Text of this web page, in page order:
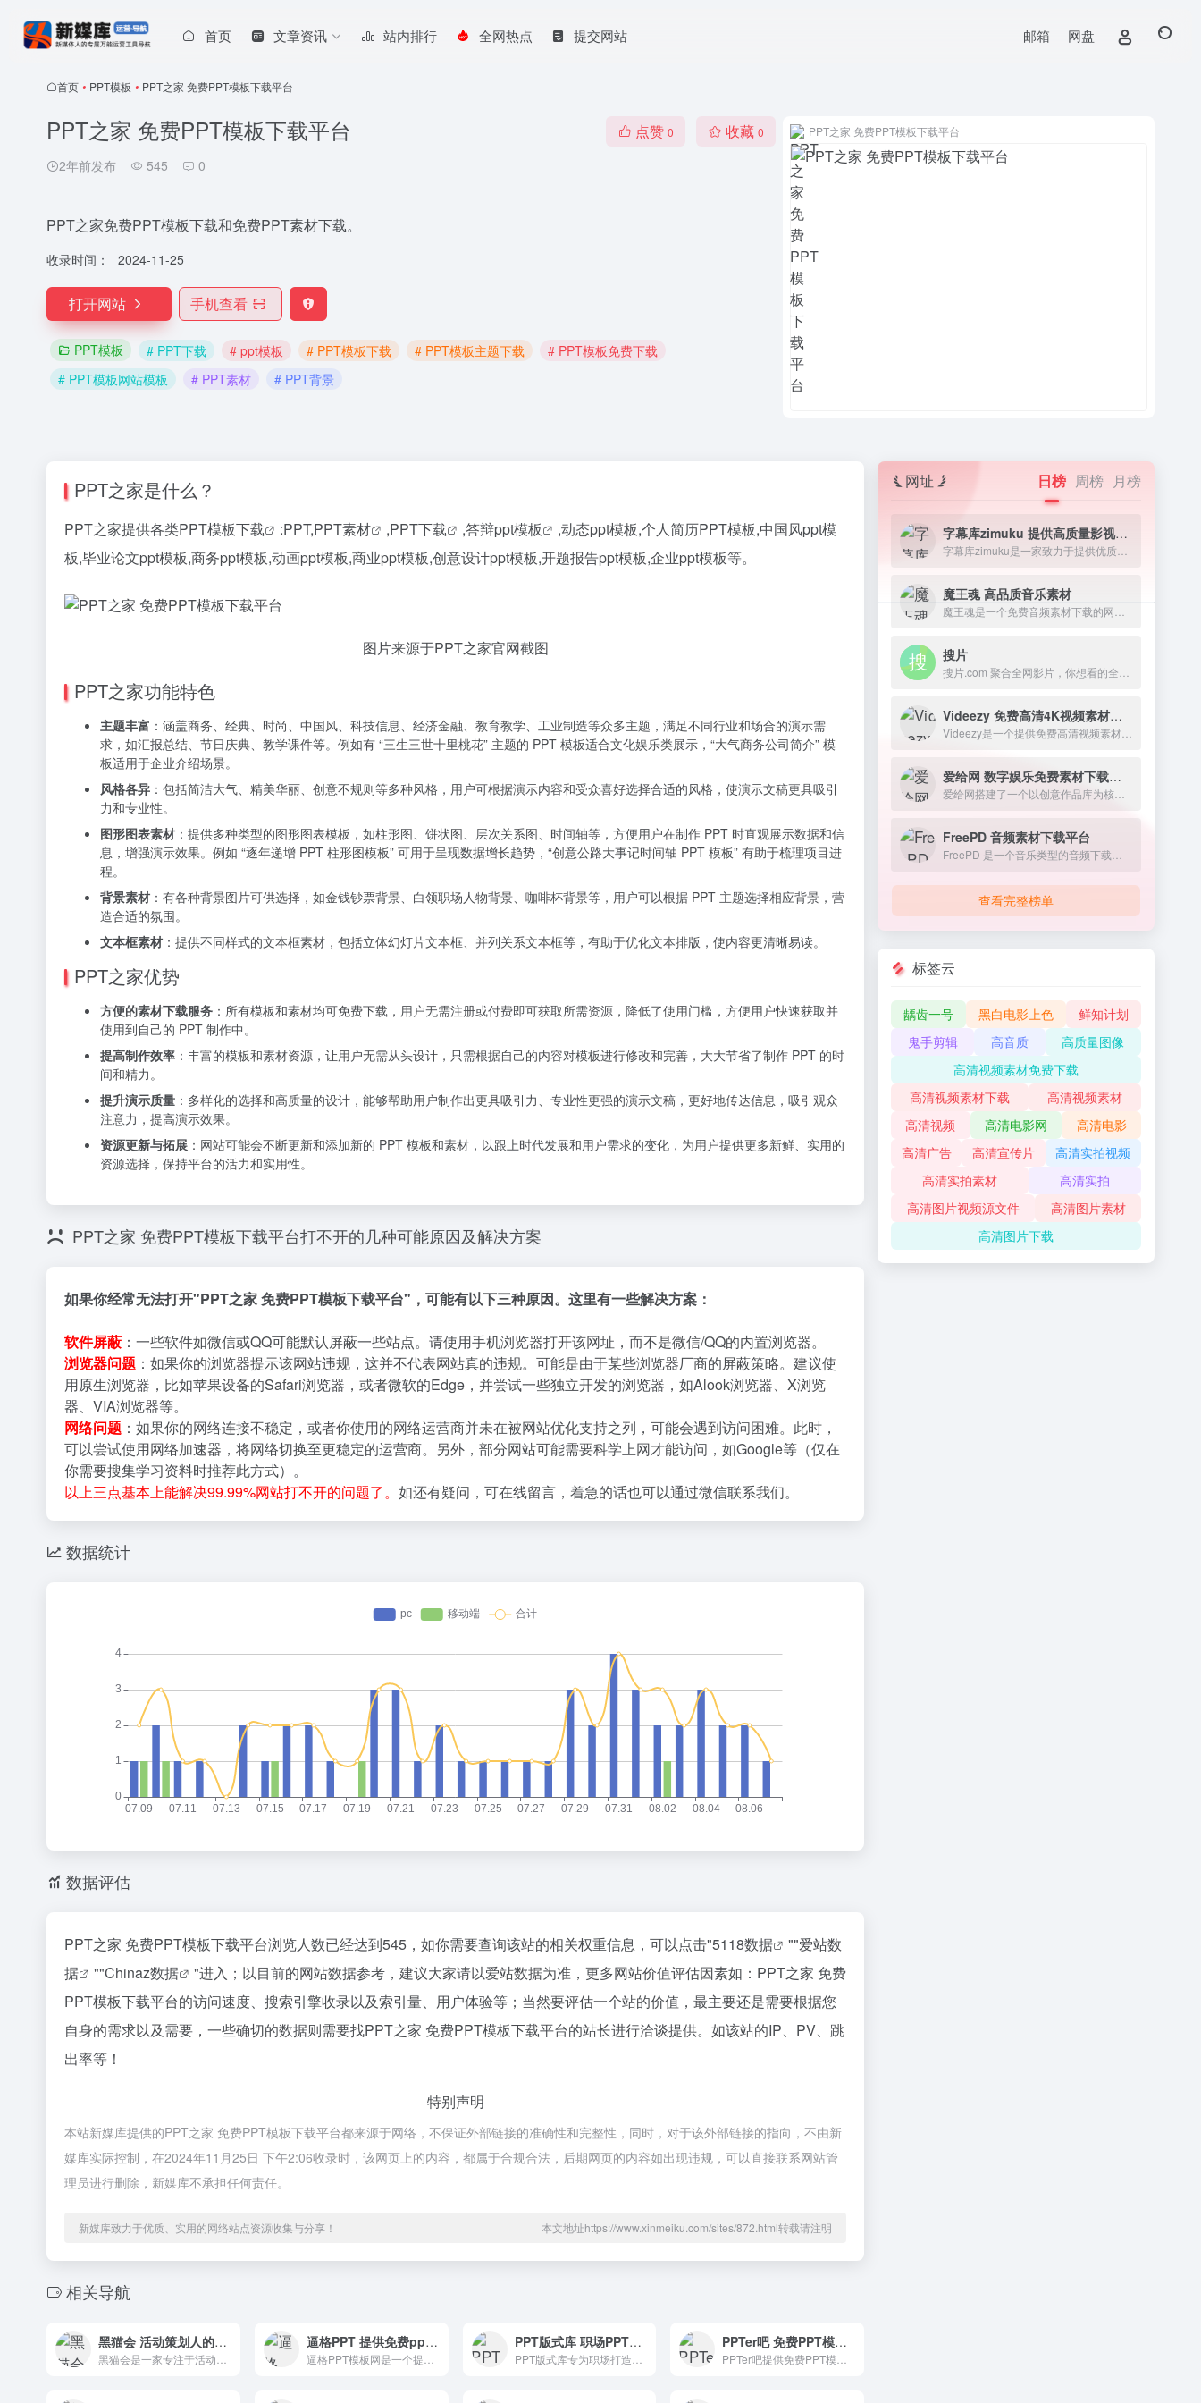
首页 文章资讯 站内排行 全网热点 提交网站 邮箱 网盘
首页 • PPT模板 • PPT之家 免费PPT模板下载平台
PPT之家 免费PPT模板下载平台
2年前发布 545 0
点赞 0 收藏 0
PPT之家免费PPT模板下载和免费PPT素材下载。
收录时间： 2024-11-25
打开网站 手机查看
PPT模板 # PPT下载 # ppt模板 # PPT模板下载 # PPT模板主题下载
# PPT模板免费下载
# PPT模板网站模板
# PPT素材 # PPT背景
PPT之家 免费PPT模板下载平台
PPT之家是什么？
PPT之家提供各类PPT模板下载 :PPT,PPT素材 ,PPT下载 ,答辩ppt模板
,动态ppt模板,个人简历PPT模板,中国风ppt模
板,毕业论文ppt模板,商务ppt模板,动画ppt模板,商业ppt模板,创意设计ppt模板,开题报告ppt模板,企业ppt模板等。
图片来源于PPT之家官网截图
PPT之家功能特色
主题丰富 ：涵盖商务、经典、时尚、中国风、科技信息、经济金融、教育教学、工业制造等众多主题，满足不同行业和场合的演示需
求，如汇报总结、节日庆典、教学课件等。例如有 “三生三世十里桃花” 主题的 PPT 模板适合文化娱乐类展示，“大气商务公司简介” 模
板适用于企业介绍场景。
风格各异 ：包括简洁大气、精美华丽、创意不规则等多种风格，用户可根据演示内容和受众喜好选择合适的风格，使演示文稿更具吸引
力和专业性。
图形图表素材 ：提供多种类型的图形图表模板，如柱形图、饼状图、层次关系图、时间轴等，方便用户在制作 PPT 时直观展示数据和信
息，增强演示效果。例如 “逐年递增 PPT 柱形图模板” 可用于呈现数据增长趋势，“创意公路大事记时间轴 PPT 模板” 有助于梳理项目进
程。
背景素材 ：有各种背景图片可供选择，如金钱钞票背景、白领职场人物背景、咖啡杯背景等，用户可以根据 PPT 主题选择相应背景，营
造合适的氛围。
文本框素材 ：提供不同样式的文本框素材，包括立体幻灯片文本框、并列关系文本框等，有助于优化文本排版，使内容更清晰易读。
PPT之家优势
方便的素材下载服务 ：所有模板和素材均可免费下载，用户无需注册或付费即可获取所需资源，降低了使用门槛，方便用户快速获取并
使用到自己的 PPT 制作中。
提高制作效率 ：丰富的模板和素材资源，让用户无需从头设计，只需根据自己的内容对模板进行修改和完善，大大节省了制作 PPT 的时
间和精力。
提升演示质量 ：多样化的选择和高质量的设计，能够帮助用户制作出更具吸引力、专业性更强的演示文稿，更好地传达信息，吸引观众
注意力，提高演示效果。
资源更新与拓展 ：网站可能会不断更新和添加新的 PPT 模板和素材，以跟上时代发展和用户需求的变化，为用户提供更多新鲜、实用的
资源选择，保持平台的活力和实用性。
PPT之家 免费PPT模板下载平台打不开的几种可能原因及解决方案
如果你经常无法打开"PPT之家 免费PPT模板下载平台"，可能有以下三种原因。这里有一些解决方案：
软件屏蔽 ：一些软件如微信或QQ可能默认屏蔽一些站点。请使用手机浏览器打开该网址，而不是微信/QQ的内置浏览器。
浏览器问题 ：如果你的浏览器提示该网站违规，这并不代表网站真的违规。可能是由于某些浏览器厂商的屏蔽策略。建议使
用原生浏览器，比如苹果设备的Safari浏览器，或者微软的Edge，并尝试一些独立开发的浏览器，如Alook浏览器、X浏览
器、VIA浏览器等。
网络问题 ：如果你的网络连接不稳定，或者你使用的网络运营商并未在被网站优化支持之列，可能会遇到访问困难。此时，
可以尝试使用网络加速器，将网络切换至更稳定的运营商。另外，部分网站可能需要科学上网才能访问，如Google等（仅在
你需要搜集学习资料时推荐此方式）。
以上三点基本上能解决99.99%网站打不开的问题了。 如还有疑问，可在线留言，着急的话也可以通过微信联系我们。
数据统计
数据评估
PPT之家 免费PPT模板下载平台浏览人数已经达到545，如你需要查询该站的相关权重信息，可以点击"5118数据 ""爱站数
据
""Chinaz数据
"进入；以目前的网站数据参考，建议大家请以爱站数据为准，更多网站价值评估因素如：PPT之家 免费
PPT模板下载平台的访问速度、搜索引擎收录以及索引量、用户体验等；当然要评估一个站的价值，最主要还是需要根据您
自身的需求以及需要，一些确切的数据则需要找PPT之家 免费PPT模板下载平台的站长进行洽谈提供。如该站的IP、PV、跳
出率等！
特别声明
本站新媒库提供的PPT之家 免费PPT模板下载平台都来源于网络，不保证外部链接的准确性和完整性，同时，对于该外部链接的指向，不由新
媒库实际控制，在2024年11月25日 下午2:06收录时，该网页上的内容，都属于合规合法，后期网页的内容如出现违规，可以直接联系网站管
理员进行删除，新媒库不承担任何责任。
新媒库致力于优质、实用的网络站点资源收集与分享！ 本文地址https://www.xinmeiku.com/sites/872.html转载请注明
相关导航
黑猫会 活动策划人的工作提效平台 逼格PPT 提供免费ppt模板下载 PPT版式库 职场PPT一站式服务平台 PPTer吧 免费PPT模板下载
网址 日榜 周榜 月榜
字幕库zimuku 提供高质量影视字幕下载网站
魔王魂 高品质音乐素材
搜片
Videezy 免费高清4K视频素材资源下载网站
爱给网 数字娱乐免费素材下载网站
FreePD 音频素材下载平台
查看完整榜单
标签云
龋齿一号 黑白电影上色
鲜知计划
鬼手剪辑
高音质
高质量图像
高清视频素材免费下载
高清视频素材下载
高清视频素材
高清视频
高清电影网
高清电影
高清广告
高清宣传片
高清实拍视频
高清实拍素材
高清实拍
高清图片视频源文件
高清图片素材
高清图片下载